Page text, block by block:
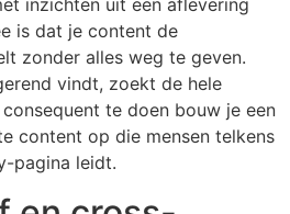
inzichten uit een aflevering
is dat je content de
zonder alles weg te geven.
vindt, zoekt de hele
te doen bouw je een
content op die mensen telkens
pagina leidt.